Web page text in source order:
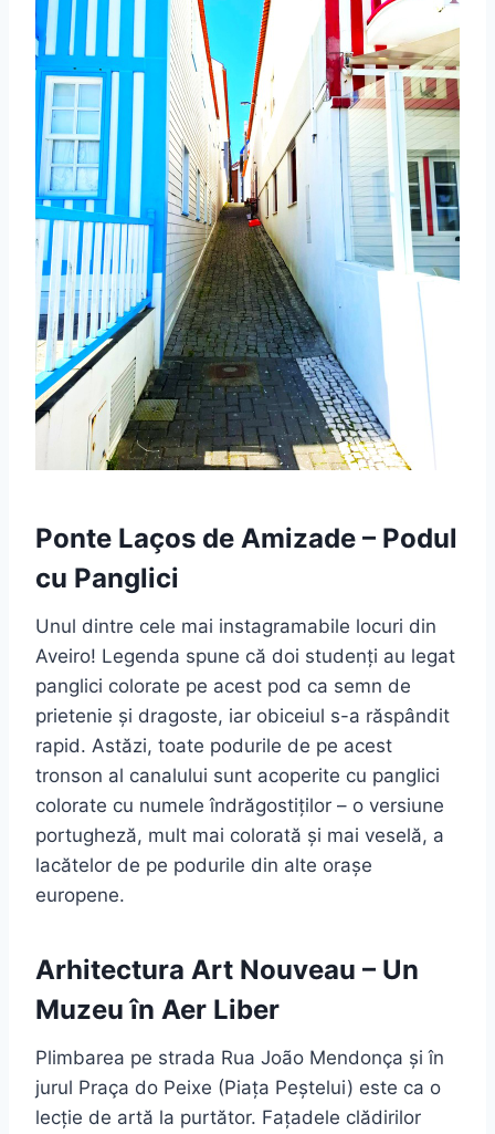
Ponte Laços de Amizade – Podul
cu Panglici
Unul dintre cele mai instagramabile locuri din
Aveiro! Legenda spune că doi studenți au legat
panglici colorate pe acest pod ca semn de
prietenie și dragoste, iar obiceiul s-a răspândit
rapid. Astăzi, toate podurile de pe acest
tronson al canalului sunt acoperite cu panglici
colorate cu numele îndrăgostiților – o versiune
portugheză, mult mai colorată și mai veselă, a
lacătelor de pe podurile din alte orașe
europene.
Arhitectura Art Nouveau – Un
Muzeu în Aer Liber
Plimbarea pe strada Rua João Mendonça și în
jurul Praça do Peixe (Piața Peștelui) este ca o
lecție de artă la purtător. Fațadele clădirilor